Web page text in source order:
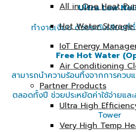
All in One Heat
Hot Water Storage
IoT Energy
Air Conditioning
Partner Products
Ultra High
Very High Temp
Ultra Low
ทำงานเงียบ ด้วยระดับเสียงที่
Free Hot Water
สามารถนำความร้อนทิ้งจากการควบ
ตลอดทั้งปี ช่วยประหยัดค่าใช้จ่ายแล
Tower